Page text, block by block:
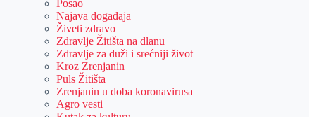
Posao
Najava događaja
Živeti zdravo
Zdravlje Žitišta na dlanu
Zdravlje za duži i srećniji život
Kroz Zrenjanin
Puls Žitišta
Zrenjanin u doba koronavirusa
Agro vesti